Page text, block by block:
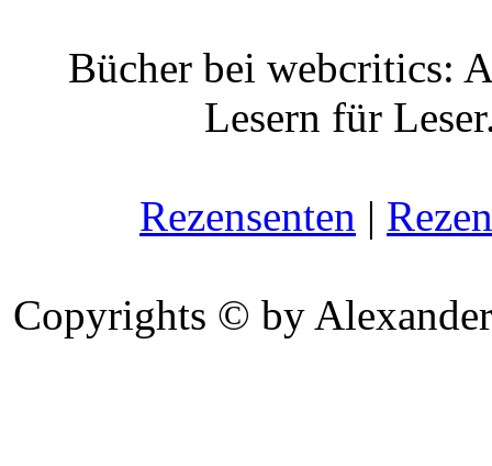
Bücher bei webcritics:
Lesern für
Rezensenten |
Copyrights © by